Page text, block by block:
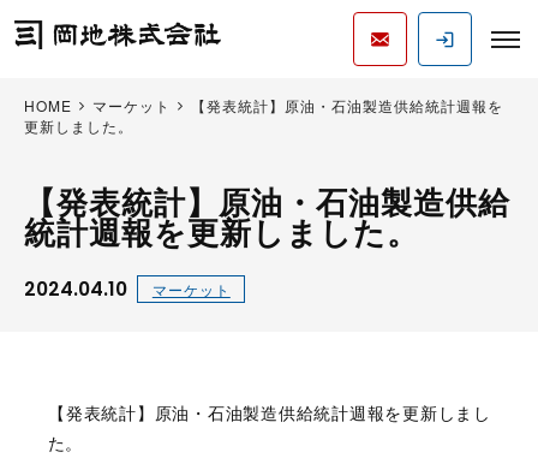
HOME マーケット
【発表統計】原油・石油製造供給統計週報を
更新しました。
【発表統計】原油・石油製造供給
統計週報を更新しました。
2024.04.10 マーケット
【発表統計】原油・石油製造供給統計週報を更新しまし
た。